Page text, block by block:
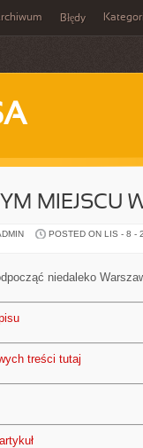
Błędy
MIEJSCU
POSTED ON LIS - 8 -
niedaleko
treści tutaj